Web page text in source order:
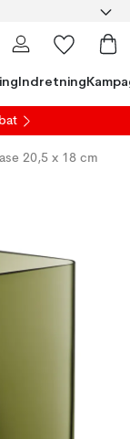
Indretning
20,5 x 18 cm